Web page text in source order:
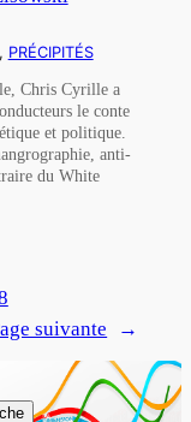
PRÉCIPITÉS
Chris Cyrille a
le conte
et politique.
anti-
du White
suivante
→